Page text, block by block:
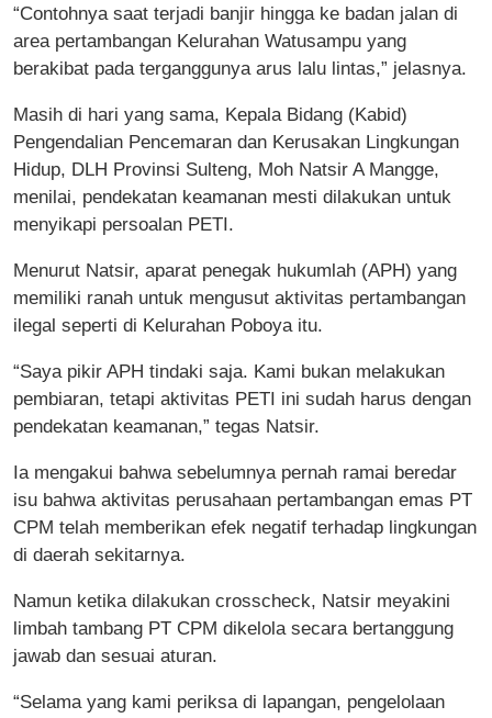
“Contohnya saat terjadi banjir hingga ke badan jalan di
area pertambangan Kelurahan Watusampu yang
berakibat pada terganggunya arus lalu lintas,” jelasnya.
Masih di hari yang sama, Kepala Bidang (Kabid)
Pengendalian Pencemaran dan Kerusakan Lingkungan
Hidup, DLH Provinsi Sulteng, Moh Natsir A Mangge,
menilai, pendekatan keamanan mesti dilakukan untuk
menyikapi persoalan PETI.
Menurut Natsir, aparat penegak hukumlah (APH) yang
memiliki ranah untuk mengusut aktivitas pertambangan
ilegal seperti di Kelurahan Poboya itu.
“Saya pikir APH tindaki saja. Kami bukan melakukan
pembiaran, tetapi aktivitas PETI ini sudah harus dengan
pendekatan keamanan,” tegas Natsir.
Ia mengakui bahwa sebelumnya pernah ramai beredar
isu bahwa aktivitas perusahaan pertambangan emas PT
CPM telah memberikan efek negatif terhadap lingkungan
di daerah sekitarnya.
Namun ketika dilakukan crosscheck, Natsir meyakini
limbah tambang PT CPM dikelola secara bertanggung
jawab dan sesuai aturan.
“Selama yang kami periksa di lapangan, pengelolaan